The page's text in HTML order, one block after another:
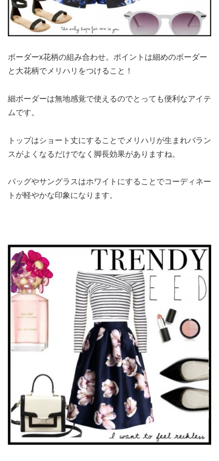
ボーダーx花柄の組み合わせ。ポイントは細めのボーダー
と大花柄でメリハリをつけること！
細ボーダーは無地感覚で使えるのでとっても便利なアイテ
ムです。
トップはショート丈にすることでメリハリが生まれバラン
スがよくなるだけでなく脚長効果がありますね。
バッグやサングラスはホワイトにすることでコーディネー
トが軽やかな印象になります。